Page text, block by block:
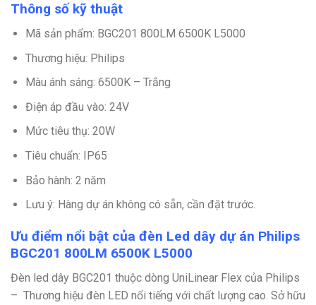
Thông số kỹ thuật
Mã sản phẩm: BGC201 800LM 6500K L5000
Thương hiệu: Philips
Màu ánh sáng: 6500K – Trắng
Điện áp đầu vào: 24V
Mức tiêu thụ: 20W
Tiêu chuẩn: IP65
Bảo hành: 2 năm
Lưu ý: Hàng dự án không có sẵn, cần đặt trước.
Ưu điểm nổi bật của đèn Led dây dự án Philips
BGC201 800LM 6500K L5000
Đèn led dây BGC201 thuộc dòng UniLinear Flex của Philips
– Thương hiệu đèn LED nổi tiếng với chất lượng cao. Sở hữu